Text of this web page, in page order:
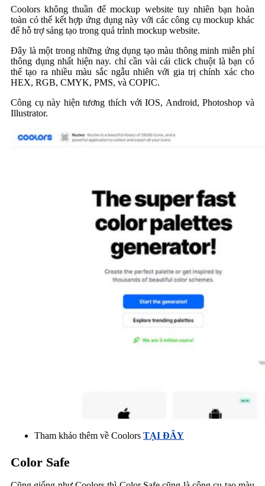
Coolors không thuần để mockup website tuy nhiên bạn hoàn
toàn có thể kết hợp ứng dụng này với các công cụ mockup khác
để hỗ trợ sáng tạo trong quá trình mockup website.
Đây là một trong những ứng dụng tạo màu thông minh miễn phí
thông dụng nhất hiện nay. chỉ cần vài cái click chuột là bạn có
thể tạo ra nhiều màu sắc ngẫu nhiên với gia trị chính xác cho
HEX, RGB, CMYK, PMS, và COPIC.
Công cụ này hiện tương thích với IOS, Android, Photoshop và
Illustrator.
Tham khảo thêm về Coolors TẠI ĐÂY
Color Safe